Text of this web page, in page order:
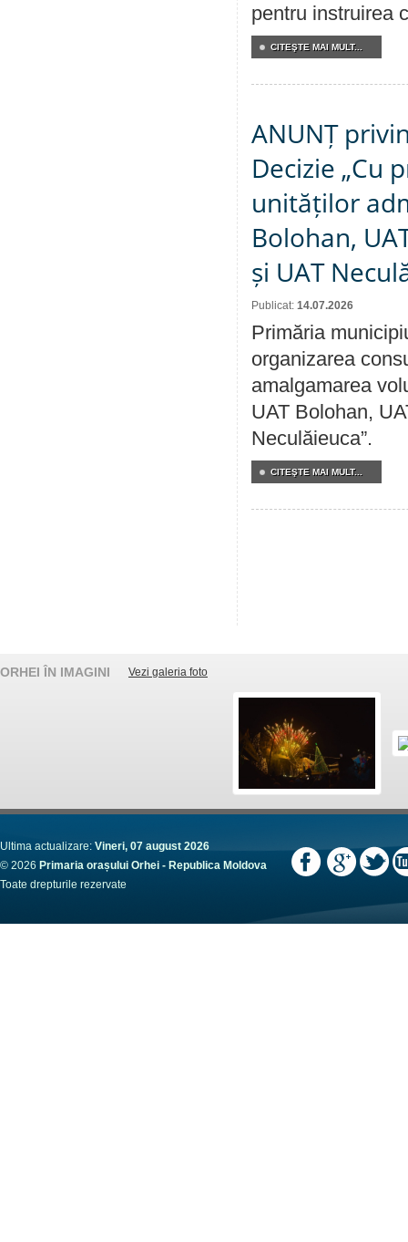
pentru instruirea
CITEŞTE MAI MULT...
ANUNȚ
Decizie „Cu
unităților
Bolohan,
și UAT
Publicat: 14.07.2026
Primăria
organizarea
amalgamarea
UAT Bolohan,
Neculăieuca”.
CITEŞTE MAI MULT...
ORHEI ÎN IMAGINI Vezi galeria foto
Ultima actualizare: Vineri, 07 august 2026
© 2026 Primaria orașului Orhei - Republica Moldova
Toate drepturile rezervate